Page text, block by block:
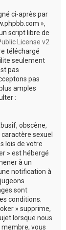
ci-après par
»,
script libre de
License v2
téléchargé
seulement
pas
pas
amples
:
obscène,
sexuel
lois de votre
» est hébergé
à un
notification à
sont
conditions.
» supprime,
lorsque nous
vous